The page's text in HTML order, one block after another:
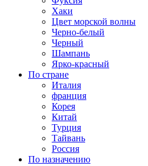
Хаки
Цвет морской волны
Черно-белый
Черный
Шампань
Ярко-красный
По стране
Италия
франция
Корея
Китай
Турция
Тайвань
Россия
По назначению